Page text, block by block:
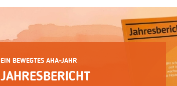
EIN BEWEGTES AHA-JAHR
JAHRESBERICHT